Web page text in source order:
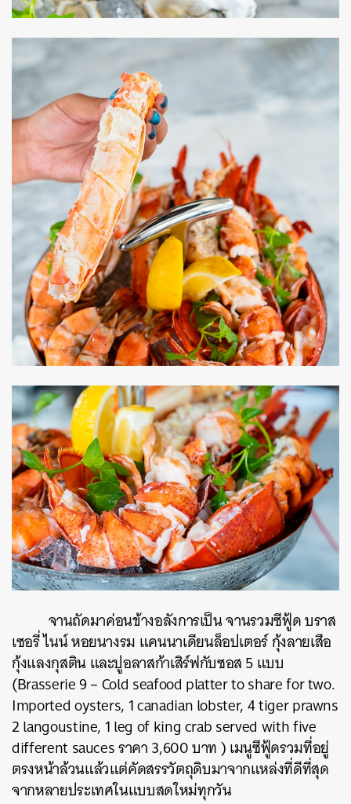
จานถัดมาค่อนข้างอลังการเป็น จานรวมซีฟู้ด บราส
เซอรี่ ไนน์ หอยนางรม แคนนาเดียนล็อปเตอร์ กุ้งลายเสือ
กุ้งแลงกุสติน และปูอลาสก้าเสิร์ฟกับซอส 5 แบบ
(Brasserie 9 – Cold seafood platter to share for two.
Imported oysters, 1 canadian lobster, 4 tiger prawns
2 langoustine, 1 leg of king crab served with five
different sauces ราคา 3,600 บาท ) เมนูซีฟู้ดรวมที่อยู่
ตรงหน้าล้วนแล้วแต่คัดสรรวัตถุดิบมาจากแหล่งที่ดีที่สุด
จากหลายประเทศในแบบสดใหม่ทุกวัน
ค้นหา
SHARE TWEET LINE EMAIL